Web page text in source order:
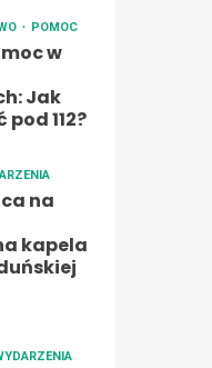
POMOC
w
Jak
112?
na
kapela